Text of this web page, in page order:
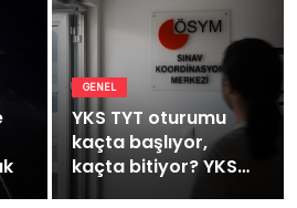
GENEL
YKS TYT oturumu
kaçta başlıyor,
kaçta bitiyor? YKS